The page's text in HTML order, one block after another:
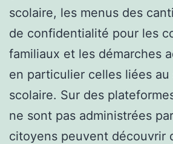
scolaire, les menus des
de confidentialité pour les
familiaux et les démarches
en particulier celles liées
scolaire. Sur des
ne sont pas administrées
citoyens peuvent découvrir